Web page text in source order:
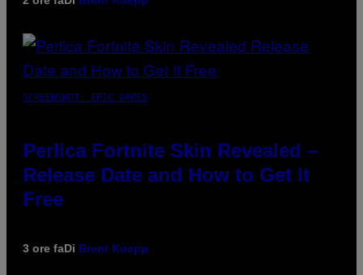
SCREENSHOT: EPIC GAMES
Perlica Fortnite Skin Revealed –
Release Date and How to Get It
Free
3 ore faDi Brent Koepp